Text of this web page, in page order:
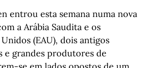
entrou esta semana numa nova
a Arábia Saudita e os
(EAU), dois antigos
e grandes produtores de